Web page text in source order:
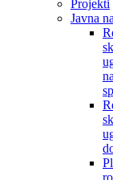
Projekti
Javna